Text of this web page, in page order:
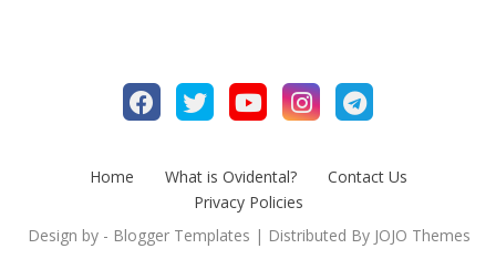
Home What is Ovidental?
Contact Us
Privacy Policies
Design by - Blogger Templates | Distributed By JOJO Themes